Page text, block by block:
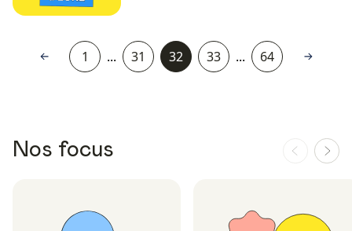
1 ... 31 32 33 ... 64
Nos focus